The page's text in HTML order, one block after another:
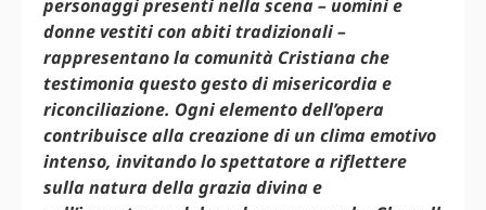
personaggi presenti nella scena – uomini e
donne vestiti con abiti tradizionali –
rappresentano la comunità Cristiana che
testimonia questo gesto di misericordia e
riconciliazione. Ogni elemento dell’opera
contribuisce alla creazione di un clima emotivo
intenso, invitando lo spettatore a riflettere
sulla natura della grazia divina e